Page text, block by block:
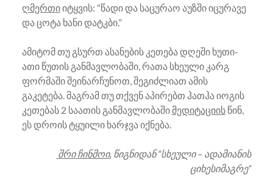
ღმერთიიტყვის: “წადი და საცურაო აუზში იცურავე
და ცოტა ხანი დატკბი.”
ამიტომ თუ გსურთ ასანების კეთება დღეში ხუთი-
ათი წუთის განმავლობაში, რათა სხეული კარგ
ფორმაში შეინარჩუნოთ, შეგიძლიათ ამის
გაკეტება. მაგრამ თუ თქვენ აპირებთ ჰათჰა იოგის
კეთებას 2 საათის განმავლობაშიმედიტაციისწინ,
ეს დროის ტყუილი ხარჯვა იქნება.
შრი ჩინმოი, წიგნიდან “სხეული – ადამიანის
ციხესიმაგრე”